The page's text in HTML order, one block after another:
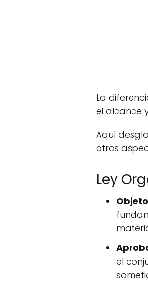
La
el alcance
Aquí
otros
Ley
el